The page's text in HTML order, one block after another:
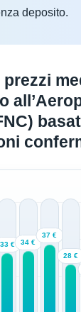
deposito.
33 € 34 €
37 €
28 €